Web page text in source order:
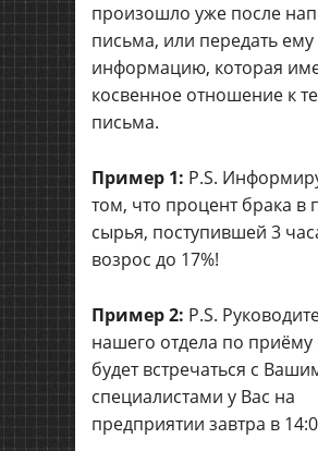
произошло уже после
письма, или передать ему
информацию, которая
косвенное отношение к
письма.
Пример 1: P.S.
том, что процент брака в
сырья, поступившей 3
возрос до 17%!
Пример 2: P.S.
нашего отдела по приёму
будет встречаться с
специалистами у Вас на
предприятии завтра в